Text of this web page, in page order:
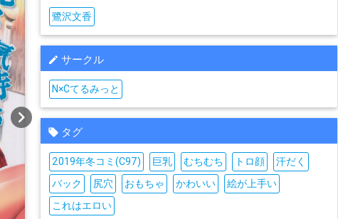
chevron_right
鷺沢文香
サークル
N×Cてるみっと
タグ
2019年冬コミ(C97) 巨乳 むちむち トロ顔
汗だく
バック
尻穴 おもちゃ かわいい
絵が上手い
これはエロい